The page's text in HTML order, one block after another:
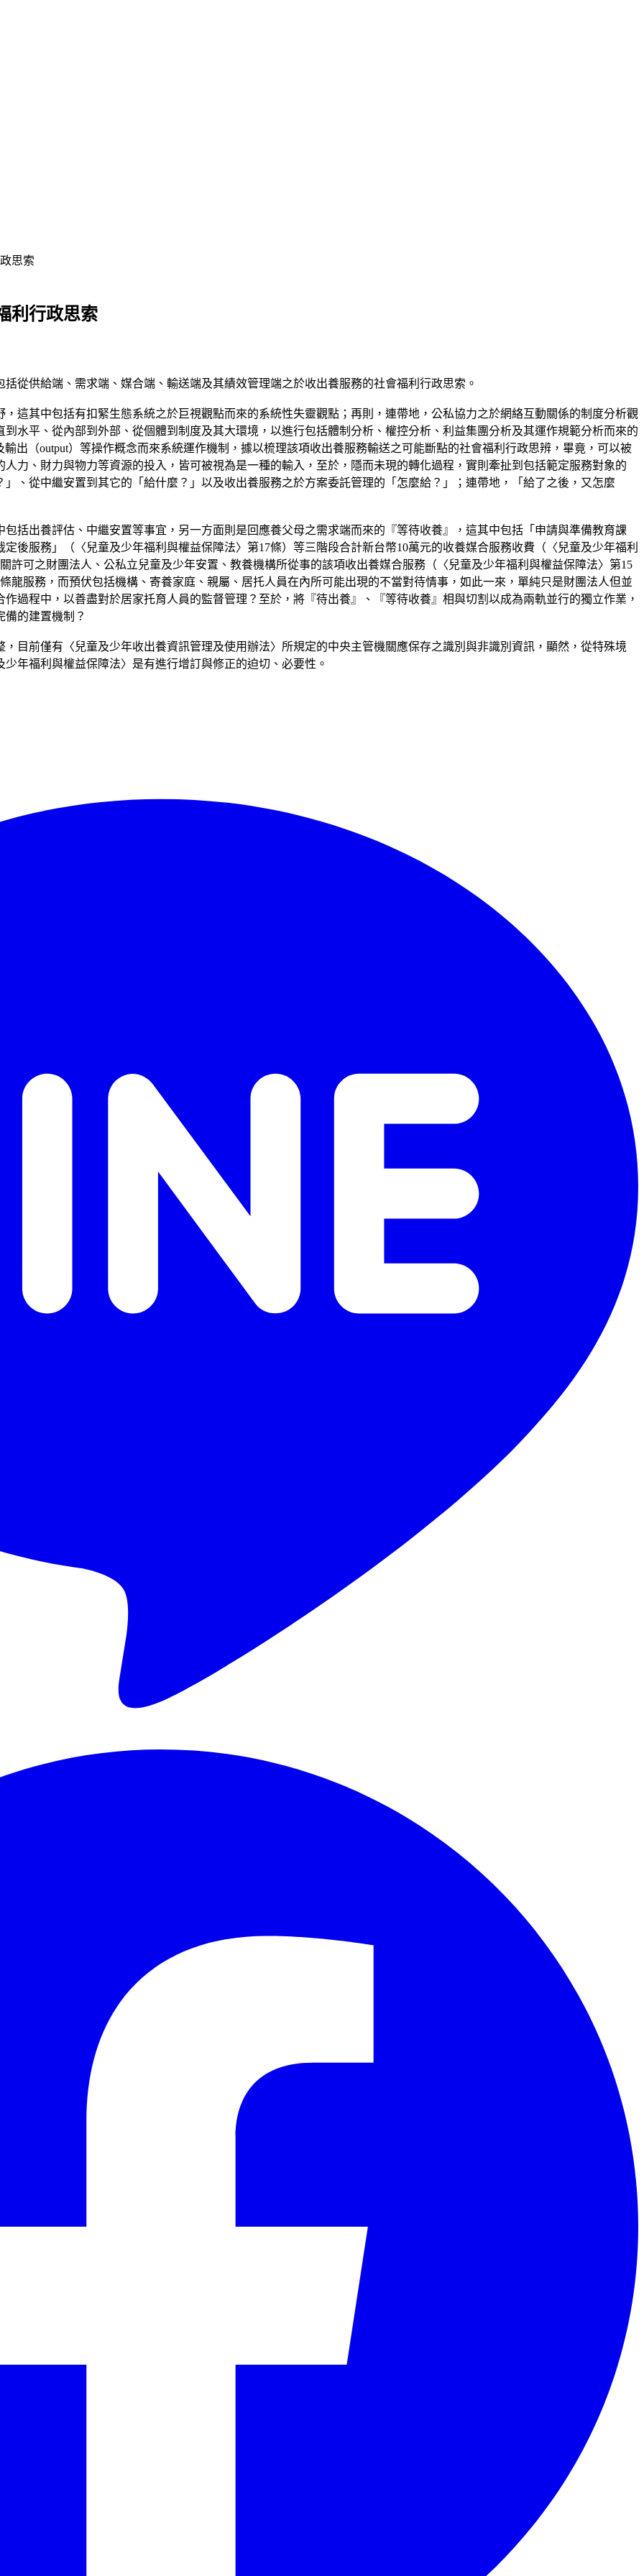
思索
利行政思索
從供給端、需求端、媒合端、輸送端及其績效管理端之於收出養服務的社會福利行政思索。
這其中包括有扣緊生態系統之於巨視觀點而來的系統性失靈觀點；再則，連帶地，公私協力之於網絡互動關係的制度分析觀
水平、從內部到外部、從個體到制度及其大環境，以進行包括體制分析、權控分析、利益集團分析及其運作規範分析而來的
出（output）等操作概念而來系統運作機制，據以梳理該項收出養服務輸送之可能斷點的社會福利行政思辨，畢竟，可以被
力、財力與物力等資源的投入，皆可被視為是一種的輸入，至於，隱而未現的轉化過程，實則牽扯到包括範定服務對象的
、從中繼安置到其它的「給什麼？」以及收出養服務之於方案委託管理的「怎麼給？」；連帶地，「給了之後，又怎麼
括出養評估、中繼安置等事宜，另一方面則是回應養父母之需求端而來的『等待收養』，這其中包括「申請與準備教育課
後服務」（〈兒童及少年福利與權益保障法〉第17條）等三階段合計新台幣10萬元的收養媒合服務收費（〈兒童及少年福利
許可之財團法人、公私立兒童及少年安置、教養機構所從事的該項收出養媒合服務（〈兒童及少年福利與權益保障法〉第15
龍服務，而預伏包括機構、寄養家庭、親屬、居托人員在內所可能出現的不當對待情事，如此一來，單純只是財團法人但並
過程中，以善盡對於居家托育人員的監督管理？至於，將『待出養』、『等待收養』相與切割以成為兩軌並行的獨立作業，
的建置機制？
目前僅有〈兒童及少年收出養資訊管理及使用辦法〉所規定的中央主管機關應保存之識別與非識別資訊，顯然，從特殊境
年福利與權益保障法〉是有進行增訂與修正的迫切、必要性。